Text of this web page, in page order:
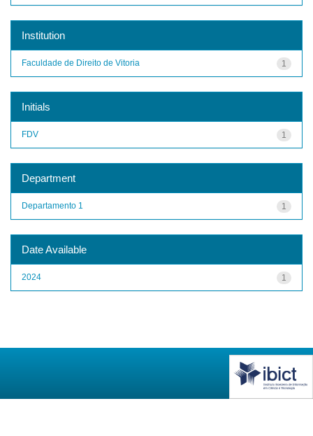
Institution
1
Faculdade de Direito de Vitoria
Initials
1
FDV
Department
1
Departamento 1
Date Available
1
2024